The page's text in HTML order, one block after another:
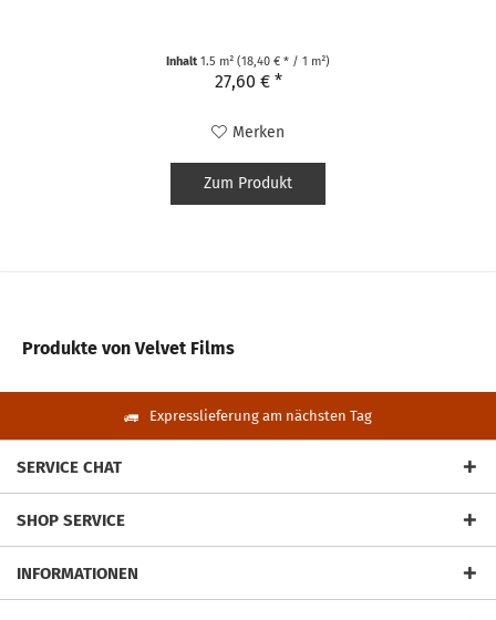
Inhalt1.5 m²(18,40 € * / 1 m²)
27,60 € *
Merken
Zum Produkt
Produkte von Velvet Films
Expresslieferung am nächsten Tag
SERVICE CHAT
SHOP SERVICE
INFORMATIONEN